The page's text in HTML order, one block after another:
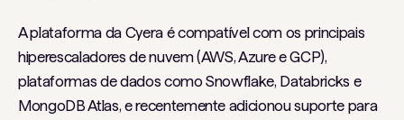
A plataforma da Cyera é compatível com os principais
hiperescaladores de nuvem (AWS, Azure e GCP),
plataformas de dados como Snowflake, Databricks e
MongoDB Atlas, e recentemente adicionou suporte para